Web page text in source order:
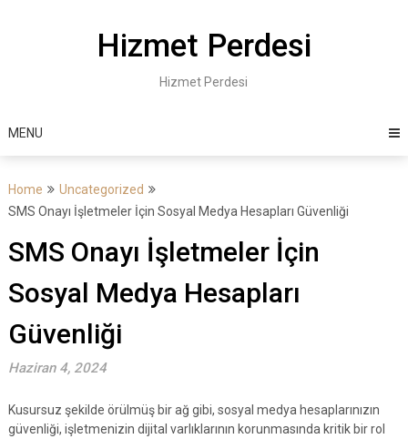
Hizmet Perdesi
Hizmet Perdesi
MENU
Home
Uncategorized
SMS Onayı İşletmeler İçin Sosyal Medya Hesapları Güvenliği
SMS Onayı İşletmeler İçin
Sosyal Medya Hesapları
Güvenliği
Haziran 4, 2024
Kusursuz şekilde örülmüş bir ağ gibi, sosyal medya hesaplarınızın
güvenliği, işletmenizin dijital varlıklarının korunmasında kritik bir rol